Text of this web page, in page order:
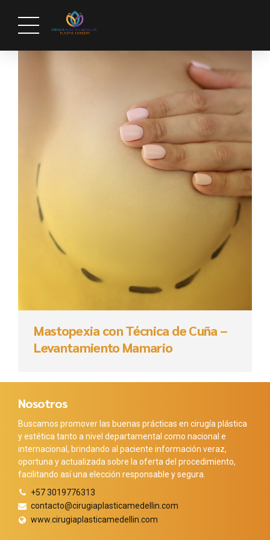
Mastopexia con Técnica de Cuña –
Levantamiento Mamario
Nosotros
Buscamos promover las buenas prácticas en cirugía plástica
y estética tanto a nivel departamental como nacional e
internacional, brindando al paciente información veraz,
oportuna y actualizada sobre la oferta del procedimiento,
facilitando así una elección responsable y segura.
+57 3019776313
contacto@cirugiaplasticamedellin.com
www.cirugiaplasticamedellin.com